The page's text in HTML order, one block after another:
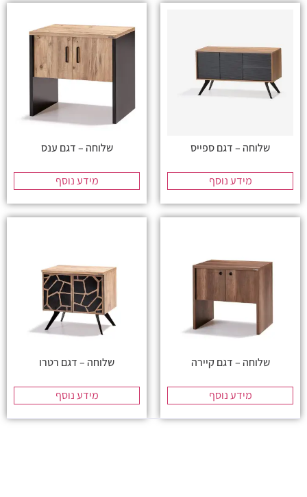
שלוחה – דגם ספייס
מידע נוסף
שלוחה – דגם ענס
מידע נוסף
שלוחה – דגם קיירה
מידע נוסף
שלוחה – דגם רטרו
מידע נוסף